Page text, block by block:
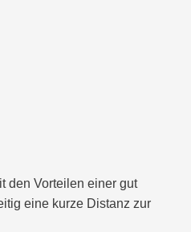
den Vorteilen einer gut
eine kurze Distanz zur